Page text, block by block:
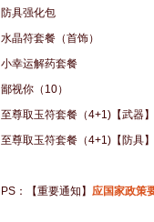
防具强化包
水晶符套餐（首饰）
小幸运解药套餐
鄙视你（10）
至尊取玉符套餐（4+1)【武器】
至尊取玉符套餐（4+1)【防具】
PS：【重要通知】 应国家政策